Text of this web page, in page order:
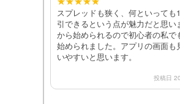
スプレッドも狭く、何といっても
引できるという点が魅力だと思い
から始められるので初心者の私で
始められました。アプリの画面も
いやすいと思います。
投稿日